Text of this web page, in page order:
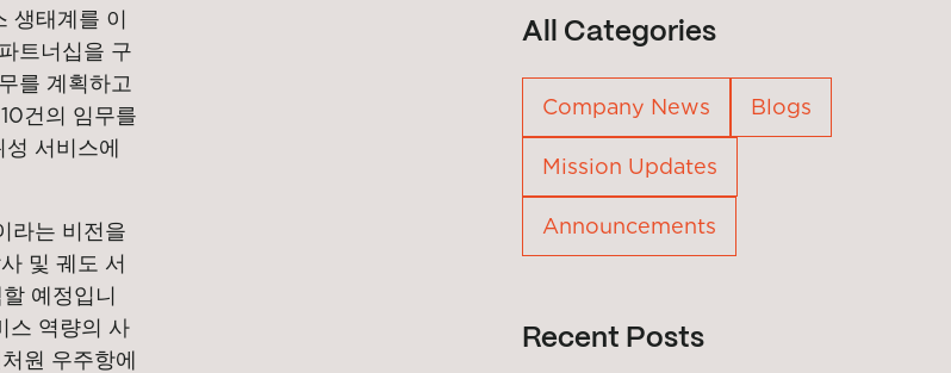
생태계를 이
트너십을 구
를 계획하고
건의 임무를
서비스에
라는 비전을
및 궤도 서
예정입니
스 역량의 사
원 우주항에
All Categories
Company News Blogs
Mission Updates
Announcements
Recent Posts